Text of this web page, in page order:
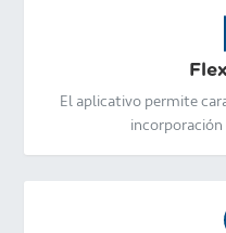
El aplicativo permite